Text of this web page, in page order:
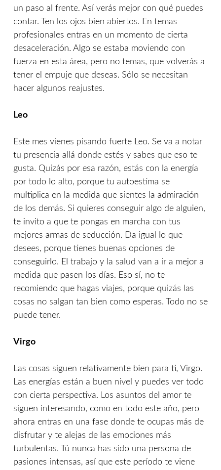
un paso al frente. Así verás mejor con qué puedes
contar. Ten los ojos bien abiertos. En temas
profesionales entras en un momento de cierta
desaceleración. Algo se estaba moviendo con
fuerza en esta área, pero no temas, que volverás a
tener el empuje que deseas. Sólo se necesitan
hacer algunos reajustes.
Leo
Este mes vienes pisando fuerte Leo. Se va a notar
tu presencia allá donde estés y sabes que eso te
gusta. Quizás por esa razón, estás con la energía
por todo lo alto, porque tu autoestima se
multiplica en la medida que sientes la admiración
de los demás. Si quieres conseguir algo de alguien,
te invito a que te pongas en marcha con tus
mejores armas de seducción. Da igual lo que
desees, porque tienes buenas opciones de
conseguirlo. El trabajo y la salud van a ir a mejor a
medida que pasen los días. Eso sí, no te
recomiendo que hagas viajes, porque quizás las
cosas no salgan tan bien como esperas. Todo no se
puede tener.
Virgo
Las cosas siguen relativamente bien para ti, Virgo.
Las energías están a buen nivel y puedes ver todo
con cierta perspectiva. Los asuntos del amor te
siguen interesando, como en todo este año, pero
ahora entras en una fase donde te ocupas más de
disfrutar y te alejas de las emociones más
turbulentas. Tú nunca has sido una persona de
pasiones intensas, así que este período te viene